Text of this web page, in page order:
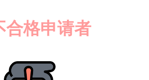
合格申请者